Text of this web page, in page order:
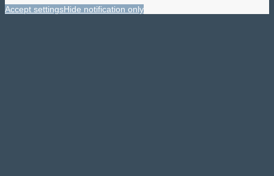
Accept settingsHide notification only